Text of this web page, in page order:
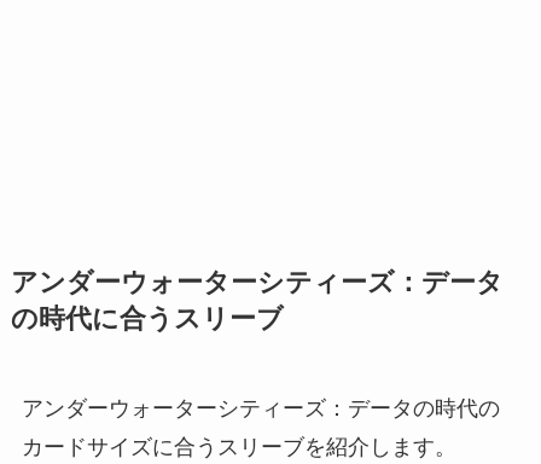
アンダーウォーターシティーズ：データ
の時代に合うスリーブ
アンダーウォーターシティーズ：データの時代の
カードサイズに合うスリーブを紹介します。